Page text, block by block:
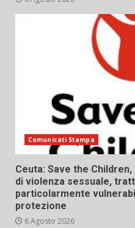
Comunicati Stampa
Ceuta: Save the
di violenza sessuale,
particolarmente
protezione
6 Agosto 2026